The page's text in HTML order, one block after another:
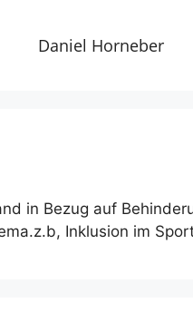
Daniel Horneber
in Bezug auf
Inklusion im